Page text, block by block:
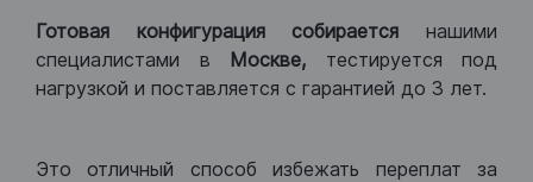
Готовая конфигурация собираетсянашими
специалистами в Москве, тестируется под
нагрузкой и поставляется с гарантией до 3 лет.
Это отличный способ избежать переплат за